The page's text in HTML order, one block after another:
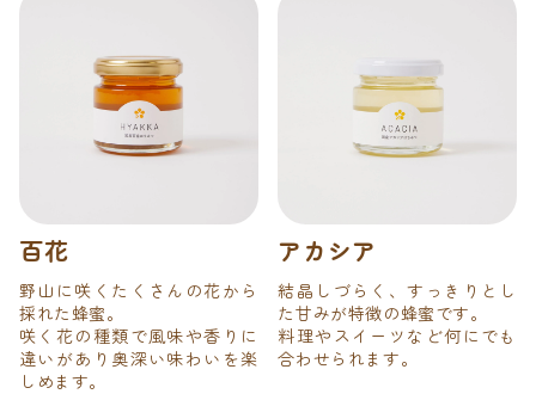
百花
野山に咲くたくさんの花から
採れた蜂蜜。
咲く花の種類で風味や香りに
違いがあり奥深い味わいを楽
しめます。
アカシア
結晶しづらく、すっきりとし
た甘みが特徴の蜂蜜です。
料理やスイーツなど何にでも
合わせられます。